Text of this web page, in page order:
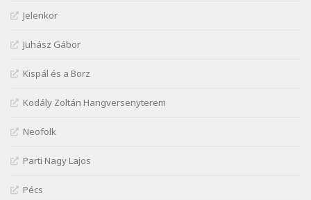
József Attila: Jaj, majdnem
Szélkiáltó
Szélkiáltó
József Attila: Mióta elmentél
József Attila: Ne bántsda gyönge nőt
Jelenkor
Juhász Gábor
Kispál és a Borz
Kodály Zoltán Hangversenyterem
Neofolk
Parti Nagy Lajos
Pécs